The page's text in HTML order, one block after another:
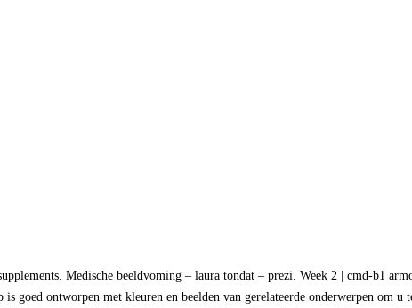
Medische beeldvoming – laura tondat – prezi. Week 2 | cmd-b1
goed ontworpen met kleuren en beelden van gerelateerde onderwerpen om